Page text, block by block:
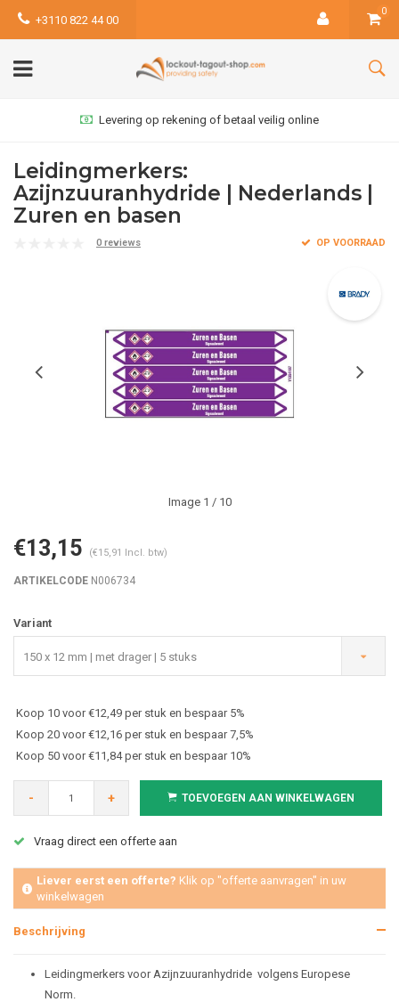
+3110 822 44 00
0
Levering op rekening of betaal veilig online
Leidingmerkers:
Azijnzuuranhydride | Nederlands |
Zuren en basen
0 reviews OP VOORRAAD
Image 1 / 10
€13,15 (€15,91 Incl. btw)
ARTIKELCODE N006734
Variant
150 x 12 mm | met drager | 5 stuks
Koop 10 voor €12,49 per stuk en bespaar 5%
Koop 20 voor €12,16 per stuk en bespaar 7,5%
Koop 50 voor €11,84 per stuk en bespaar 10%
- + TOEVOEGEN AAN WINKELWAGEN
Vraag direct een offerte aan
Liever eerst een offerte? Klik op "offerte aanvragen" in uw
winkelwagen
Beschrijving
Leidingmerkers voor Azijnzuuranhydride volgens Europese
Norm.